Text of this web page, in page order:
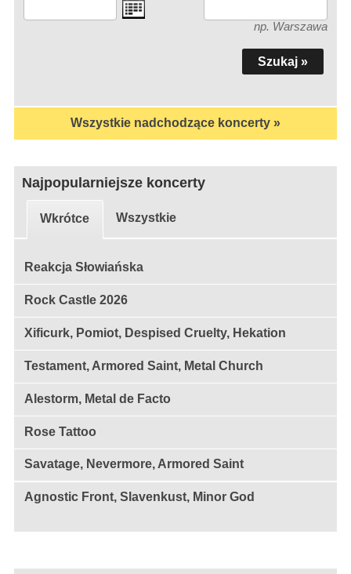
np. Warszawa
Wszystkie nadchodzące koncerty »
Najpopularniejsze koncerty
Wkrótce Wszystkie
Reakcja Słowiańska
Rock Castle 2026
Xificurk, Pomiot, Despised Cruelty, Hekation
Testament, Armored Saint, Metal Church
Alestorm, Metal de Facto
Rose Tattoo
Savatage, Nevermore, Armored Saint
Agnostic Front, Slavenkust, Minor God